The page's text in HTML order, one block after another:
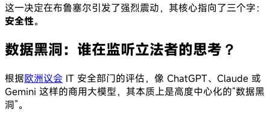
这一决定在布鲁塞尔引发了强烈震动，其核心指向了三个字：
安全性。
数据黑洞：谁在监听立法者的思考？
根据欧洲议会 IT 安全部门的评估，像 ChatGPT、Claude 或
Gemini 这样的商用大模型，其本质上是高度中心化的“数据黑
洞”。